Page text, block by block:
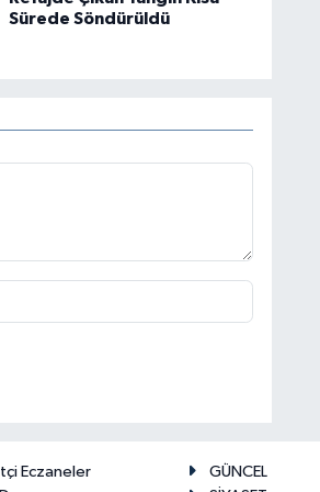
Sürede Söndürüldü
Eczaneler
GÜNCEL